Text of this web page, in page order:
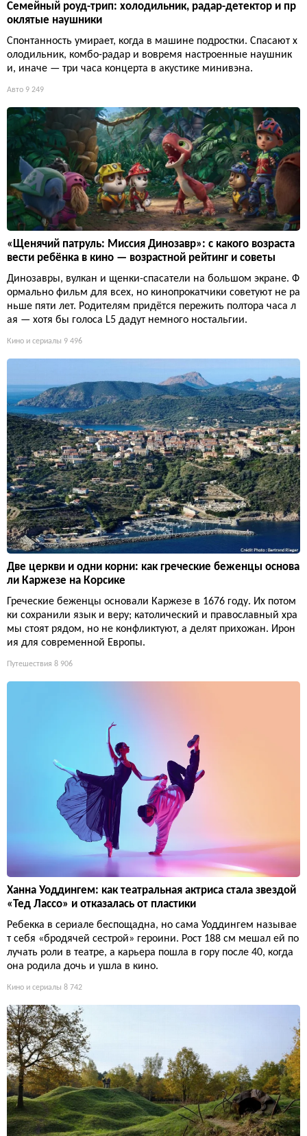
Семейный роуд-трип: холодильник, радар-детектор и пр
оклятые наушники
Спонтанность умирает, когда в машине подростки. Спасают х
олодильник, комбо-радар и вовремя настроенные наушник
и, иначе — три часа концерта в акустике минивэна.
Авто 9 249
«Щенячий патруль: Миссия Динозавр»: с какого возраста
вести ребёнка в кино — возрастной рейтинг и советы
Динозавры, вулкан и щенки-спасатели на большом экране. Ф
ормально фильм для всех, но кинопрокатчики советуют не ра
ньше пяти лет. Родителям придётся пережить полтора часа л
ая — хотя бы голоса L5 дадут немного ностальгии.
Кино и сериалы 9 496
Две церкви и одни корни: как греческие беженцы основа
ли Каржезе на Корсике
Греческие беженцы основали Каржезе в 1676 году. Их потом
ки сохранили язык и веру; католический и православный хра
мы стоят рядом, но не конфликтуют, а делят прихожан. Ирон
ия для современной Европы.
Путешествия 8 906
Ханна Уоддингем: как театральная актриса стала звездой
«Тед Лассо» и отказалась от пластики
Ребекка в сериале беспощадна, но сама Уоддингем называе
т себя «бродячей сестрой» героини. Рост 188 см мешал ей по
лучать роли в театре, а карьера пошла в гору после 40, когда
она родила дочь и ушла в кино.
Кино и сериалы 8 742